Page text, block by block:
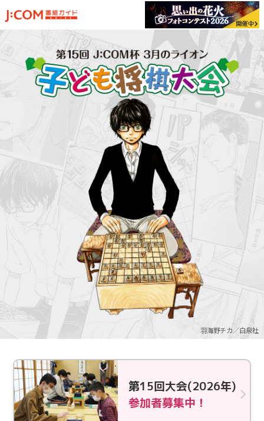
トップ
子ども将棋大会について
大会日程・参加申込
大会結果速報
過去の大会
将棋の駒 性格診断
入門講座・インタビュー
FacebookTweet LINE羽海野チカ／白泉社
第15回大会(2026年)
参加者募集中！